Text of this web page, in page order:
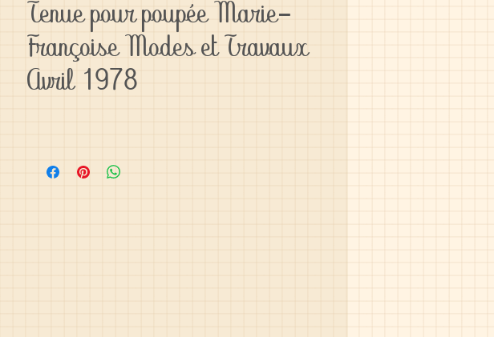
Tenue pour poupée Marie-
Françoise Modes et Travaux
Avril 1978